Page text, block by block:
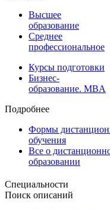
Высшее
образование
Среднее
профессиональное
Курсы подготовки
Бизнес-
образование. MBA
Подробнее
Формы
обучения
Все о
образовании
Специальности
Поиск описаний